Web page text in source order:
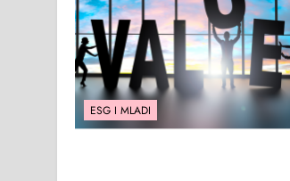
ESG I MLADI